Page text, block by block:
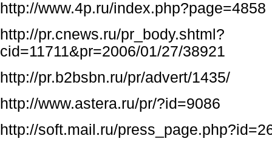
http://www.4p.ru/index.php?page=4858
http://pr.cnews.ru/pr_body.shtml?
cid=11711&pr=2006/01/27/38921
http://pr.b2bsbn.ru/pr/advert/1435/
http://www.astera.ru/pr/?id=9086
http://soft.mail.ru/